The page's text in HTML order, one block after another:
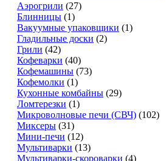
Аэрогрили (27)
Блинницы (1)
Вакуумные упаковщики (1)
Гладильные доски (2)
Грили (42)
Кофеварки (40)
Кофемашины (73)
Кофемолки (1)
Кухонные комбайны (29)
Ломтерезки (1)
Микроволновые печи (СВЧ) (102)
Миксеры (31)
Мини-печи (12)
Мультиварки (13)
Мультиварки-скороварки (4)